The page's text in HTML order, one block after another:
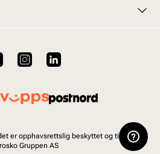
er opphavsrettslig beskyttet og tilhører
Gruppen AS